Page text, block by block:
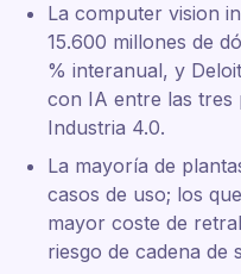
La computer vision
15.600 millones de
% interanual, y
con IA entre las tres
Industria 4.0.
La mayoría de
casos de uso; los
mayor coste de
riesgo de cadena de